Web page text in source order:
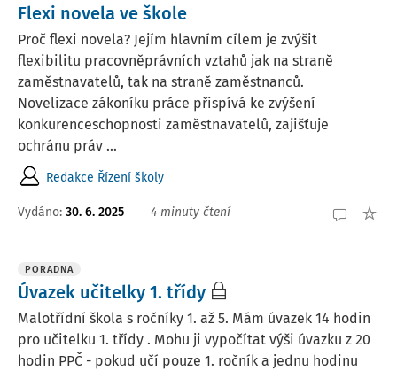
Flexi novela ve škole
Proč flexi novela? Jejím hlavním cílem je zvýšit
flexibilitu pracovněprávních vztahů jak na straně
zaměstnavatelů, tak na straně zaměstnanců.
Novelizace zákoníku práce přispívá ke zvýšení
konkurenceschopnosti zaměstnavatelů, zajišťuje
ochránu práv ...
Redakce Řízení školy
Vydáno: 30. 6. 2025 4 minuty čtení
PORADNA
Úvazek učitelky 1. třídy
Malotřídní škola s ročníky 1. až 5. Mám úvazek 14 hodin
pro učitelku 1. třídy . Mohu ji vypočítat výši úvazku z 20
hodin PPČ - pokud učí pouze 1. ročník a jednu hodinu